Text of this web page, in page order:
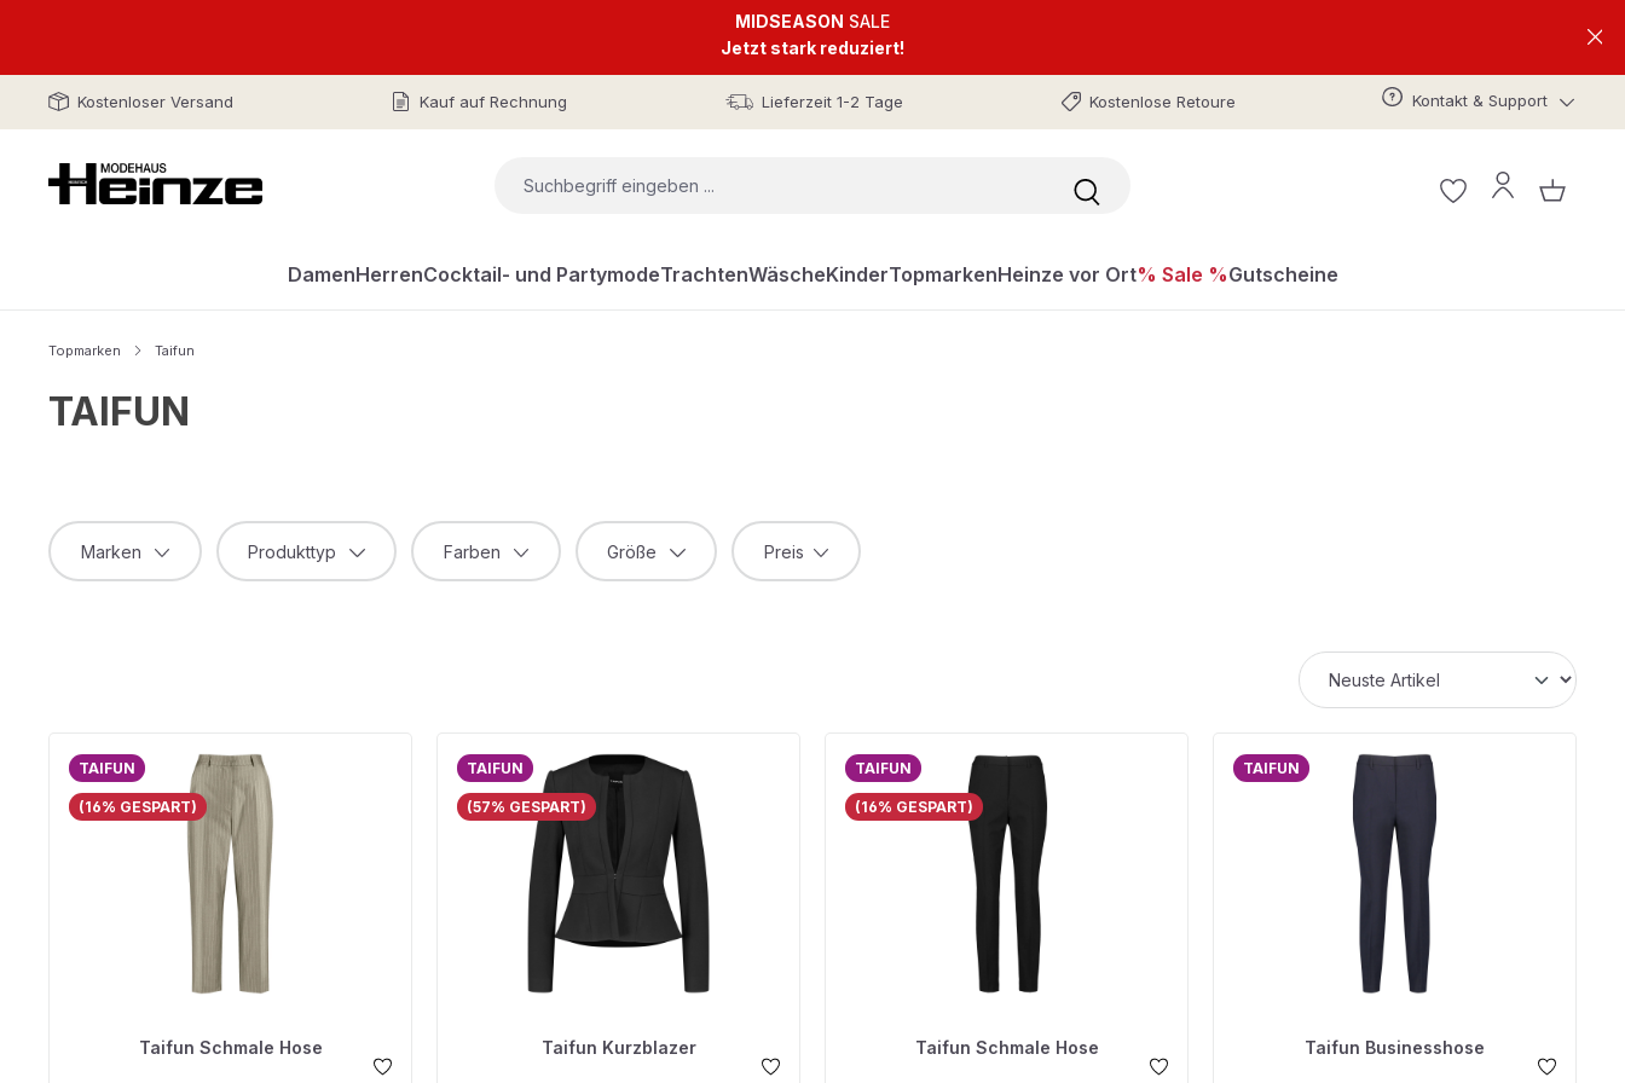
MIDSEASON SALE
Jetzt stark reduziert!
Kostenloser Versand Kauf auf Rechnung Lieferzeit 1-2 Tage Kostenlose Retoure Kontakt & Support
DamenHerrenCocktail- und PartymodeTrachtenWäscheKinderTopmarkenHeinze vor Ort% Sale %Gutscheine
Topmarken Taifun
TAIFUN
Marken Produkttyp Farben Größe Preis
TAIFUN
(16% GESPART)
Taifun Schmale Hose
TAIFUN
(57% GESPART)
Taifun Kurzblazer
TAIFUN
(16% GESPART)
Taifun Schmale Hose
TAIFUN
Taifun Businesshose